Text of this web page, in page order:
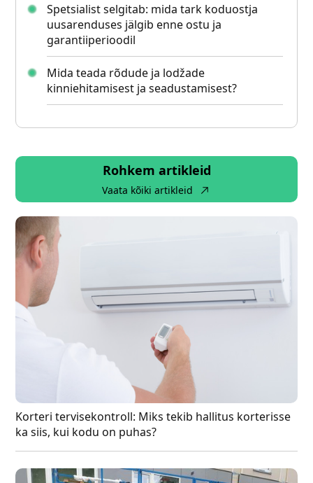
Spetsialist selgitab: mida tark koduostja
uusarenduses jälgib enne ostu ja
garantiiperioodil
Mida teada rõdude ja lodžade
kinniehitamisest ja seadustamisest?
Rohkem artikleid
Vaata kõiki artikleid
Korteri tervisekontroll: Miks tekib hallitus korterisse
ka siis, kui kodu on puhas?